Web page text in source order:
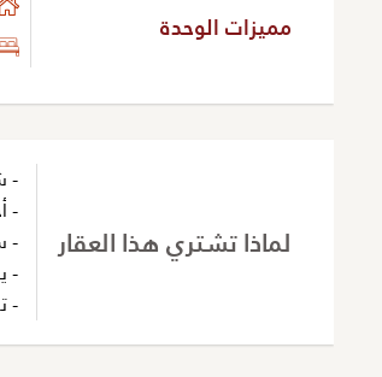
مميزات الوحدة
لماذا تشتري هذا العقار
-
-
-
-
-